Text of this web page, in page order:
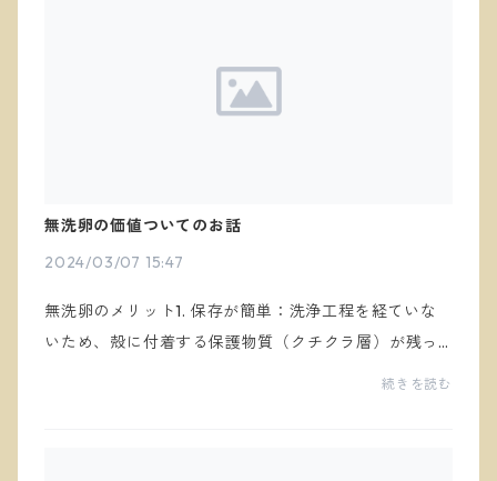
無洗卵の価値ついてのお話
2024/03/07 15:47
無洗卵のメリット1. 保存が簡単：洗浄工程を経ていな
いため、殻に付着する保護物質（クチクラ層）が残っ
ているため、無洗卵は保存が簡単です。洗浄してしま
続きを読む